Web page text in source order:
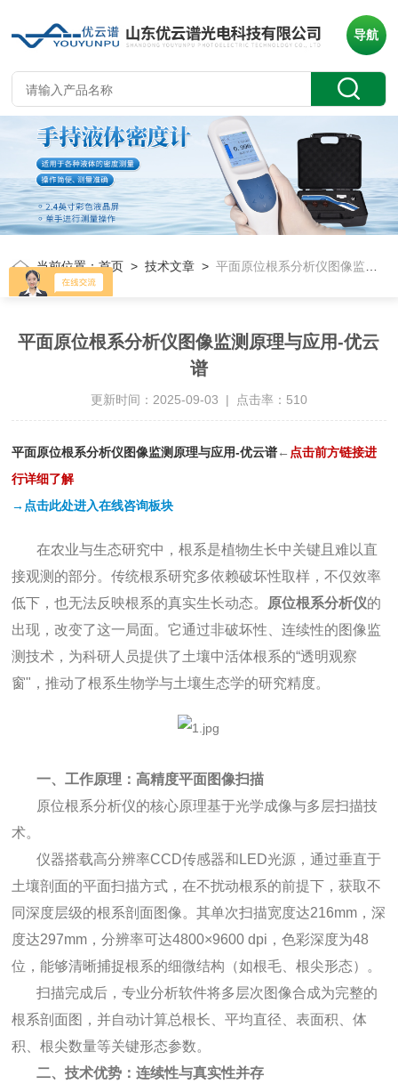
导航
当前位置：首页 >技术文章 >平面原位根系分析仪图像监测原理与应用-优云谱
平面原位根系分析仪图像监测原理与应用-优云
谱
更新时间：2025-09-03 | 点击率：510
平面原位根系分析仪图像监测原理与应用-优云谱← 点击前方链接进
行详细了解
→点击此处进入在线咨询板块
在农业与生态研究中，根系是植物生长中关键且难以直
接观测的部分。传统根系研究多依赖破坏性取样，不仅效率
低下，也无法反映根系的真实生长动态。 原位根系分析仪的
出现，改变了这一局面。它通过非破坏性、连续性的图像监
测技术，为科研人员提供了土壤中活体根系的“透明观察
窗"，推动了根系生物学与土壤生态学的研究精度。
一、工作原理：高精度平面图像扫描
原位根系分析仪的核心原理基于光学成像与多层扫描技
术。
仪器搭载高分辨率CCD传感器和LED光源，通过垂直于
土壤剖面的平面扫描方式，在不扰动根系的前提下，获取不
同深度层级的根系剖面图像。其单次扫描宽度达216mm，深
度达297mm，分辨率可达4800×9600 dpi，色彩深度为48
位，能够清晰捕捉根系的细微结构（如根毛、根尖形态）。
扫描完成后，专业分析软件将多层次图像合成为完整的
根系剖面图，并自动计算总根长、平均直径、表面积、体
积、根尖数量等关键形态参数。
二、技术优势：连续性与真实性并存